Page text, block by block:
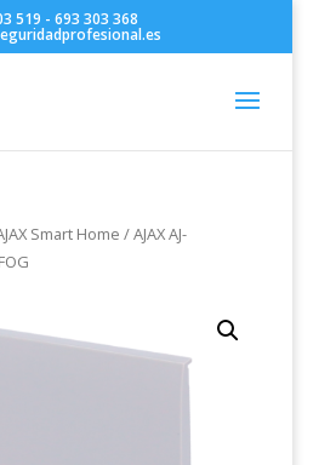
519 - 693 303 368
Smart Home / AJAX AJ-